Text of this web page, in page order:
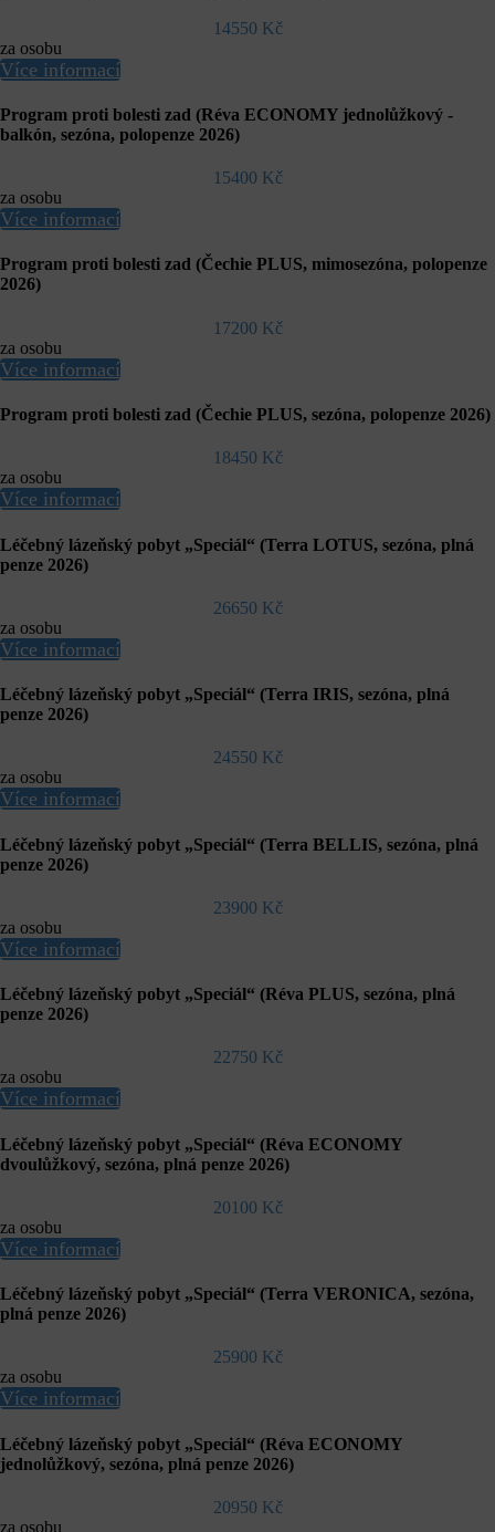
14550 Kč
za osobu
Více informací
Program proti bolesti zad (Réva ECONOMY jednolůžkový -
balkón, sezóna, polopenze 2026)
15400 Kč
za osobu
Více informací
Program proti bolesti zad (Čechie PLUS, mimosezóna, polopenze
2026)
17200 Kč
za osobu
Více informací
Program proti bolesti zad (Čechie PLUS, sezóna, polopenze 2026)
18450 Kč
za osobu
Více informací
Léčebný lázeňský pobyt „Speciál“ (Terra LOTUS, sezóna, plná
penze 2026)
26650 Kč
za osobu
Více informací
Léčebný lázeňský pobyt „Speciál“ (Terra IRIS, sezóna, plná
penze 2026)
24550 Kč
za osobu
Více informací
Léčebný lázeňský pobyt „Speciál“ (Terra BELLIS, sezóna, plná
penze 2026)
23900 Kč
za osobu
Více informací
Léčebný lázeňský pobyt „Speciál“ (Réva PLUS, sezóna, plná
penze 2026)
22750 Kč
za osobu
Více informací
Léčebný lázeňský pobyt „Speciál“ (Réva ECONOMY
dvoulůžkový, sezóna, plná penze 2026)
20100 Kč
za osobu
Více informací
Léčebný lázeňský pobyt „Speciál“ (Terra VERONICA, sezóna,
plná penze 2026)
25900 Kč
za osobu
Více informací
Léčebný lázeňský pobyt „Speciál“ (Réva ECONOMY
jednolůžkový, sezóna, plná penze 2026)
20950 Kč
za osobu